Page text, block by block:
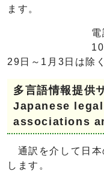
ます。
電話
10時-17時
29日～1月3日は除く
多言語情報提
Japanese
associations
通訳を介して日本
します。